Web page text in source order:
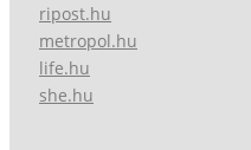
ripost.hu
metropol.hu
life.hu
she.hu